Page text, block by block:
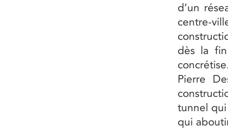
d’un
centre-
dès la
Pierre
tunnel
qui